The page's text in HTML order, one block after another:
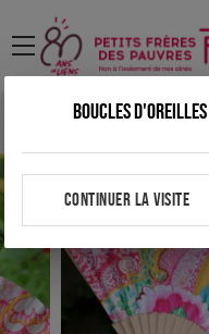
menu
>Tous nos produits
Boucles
CONTINUER LA VISITE